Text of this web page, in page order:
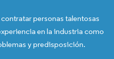
personas talentosas
en la industria como
y predisposición.